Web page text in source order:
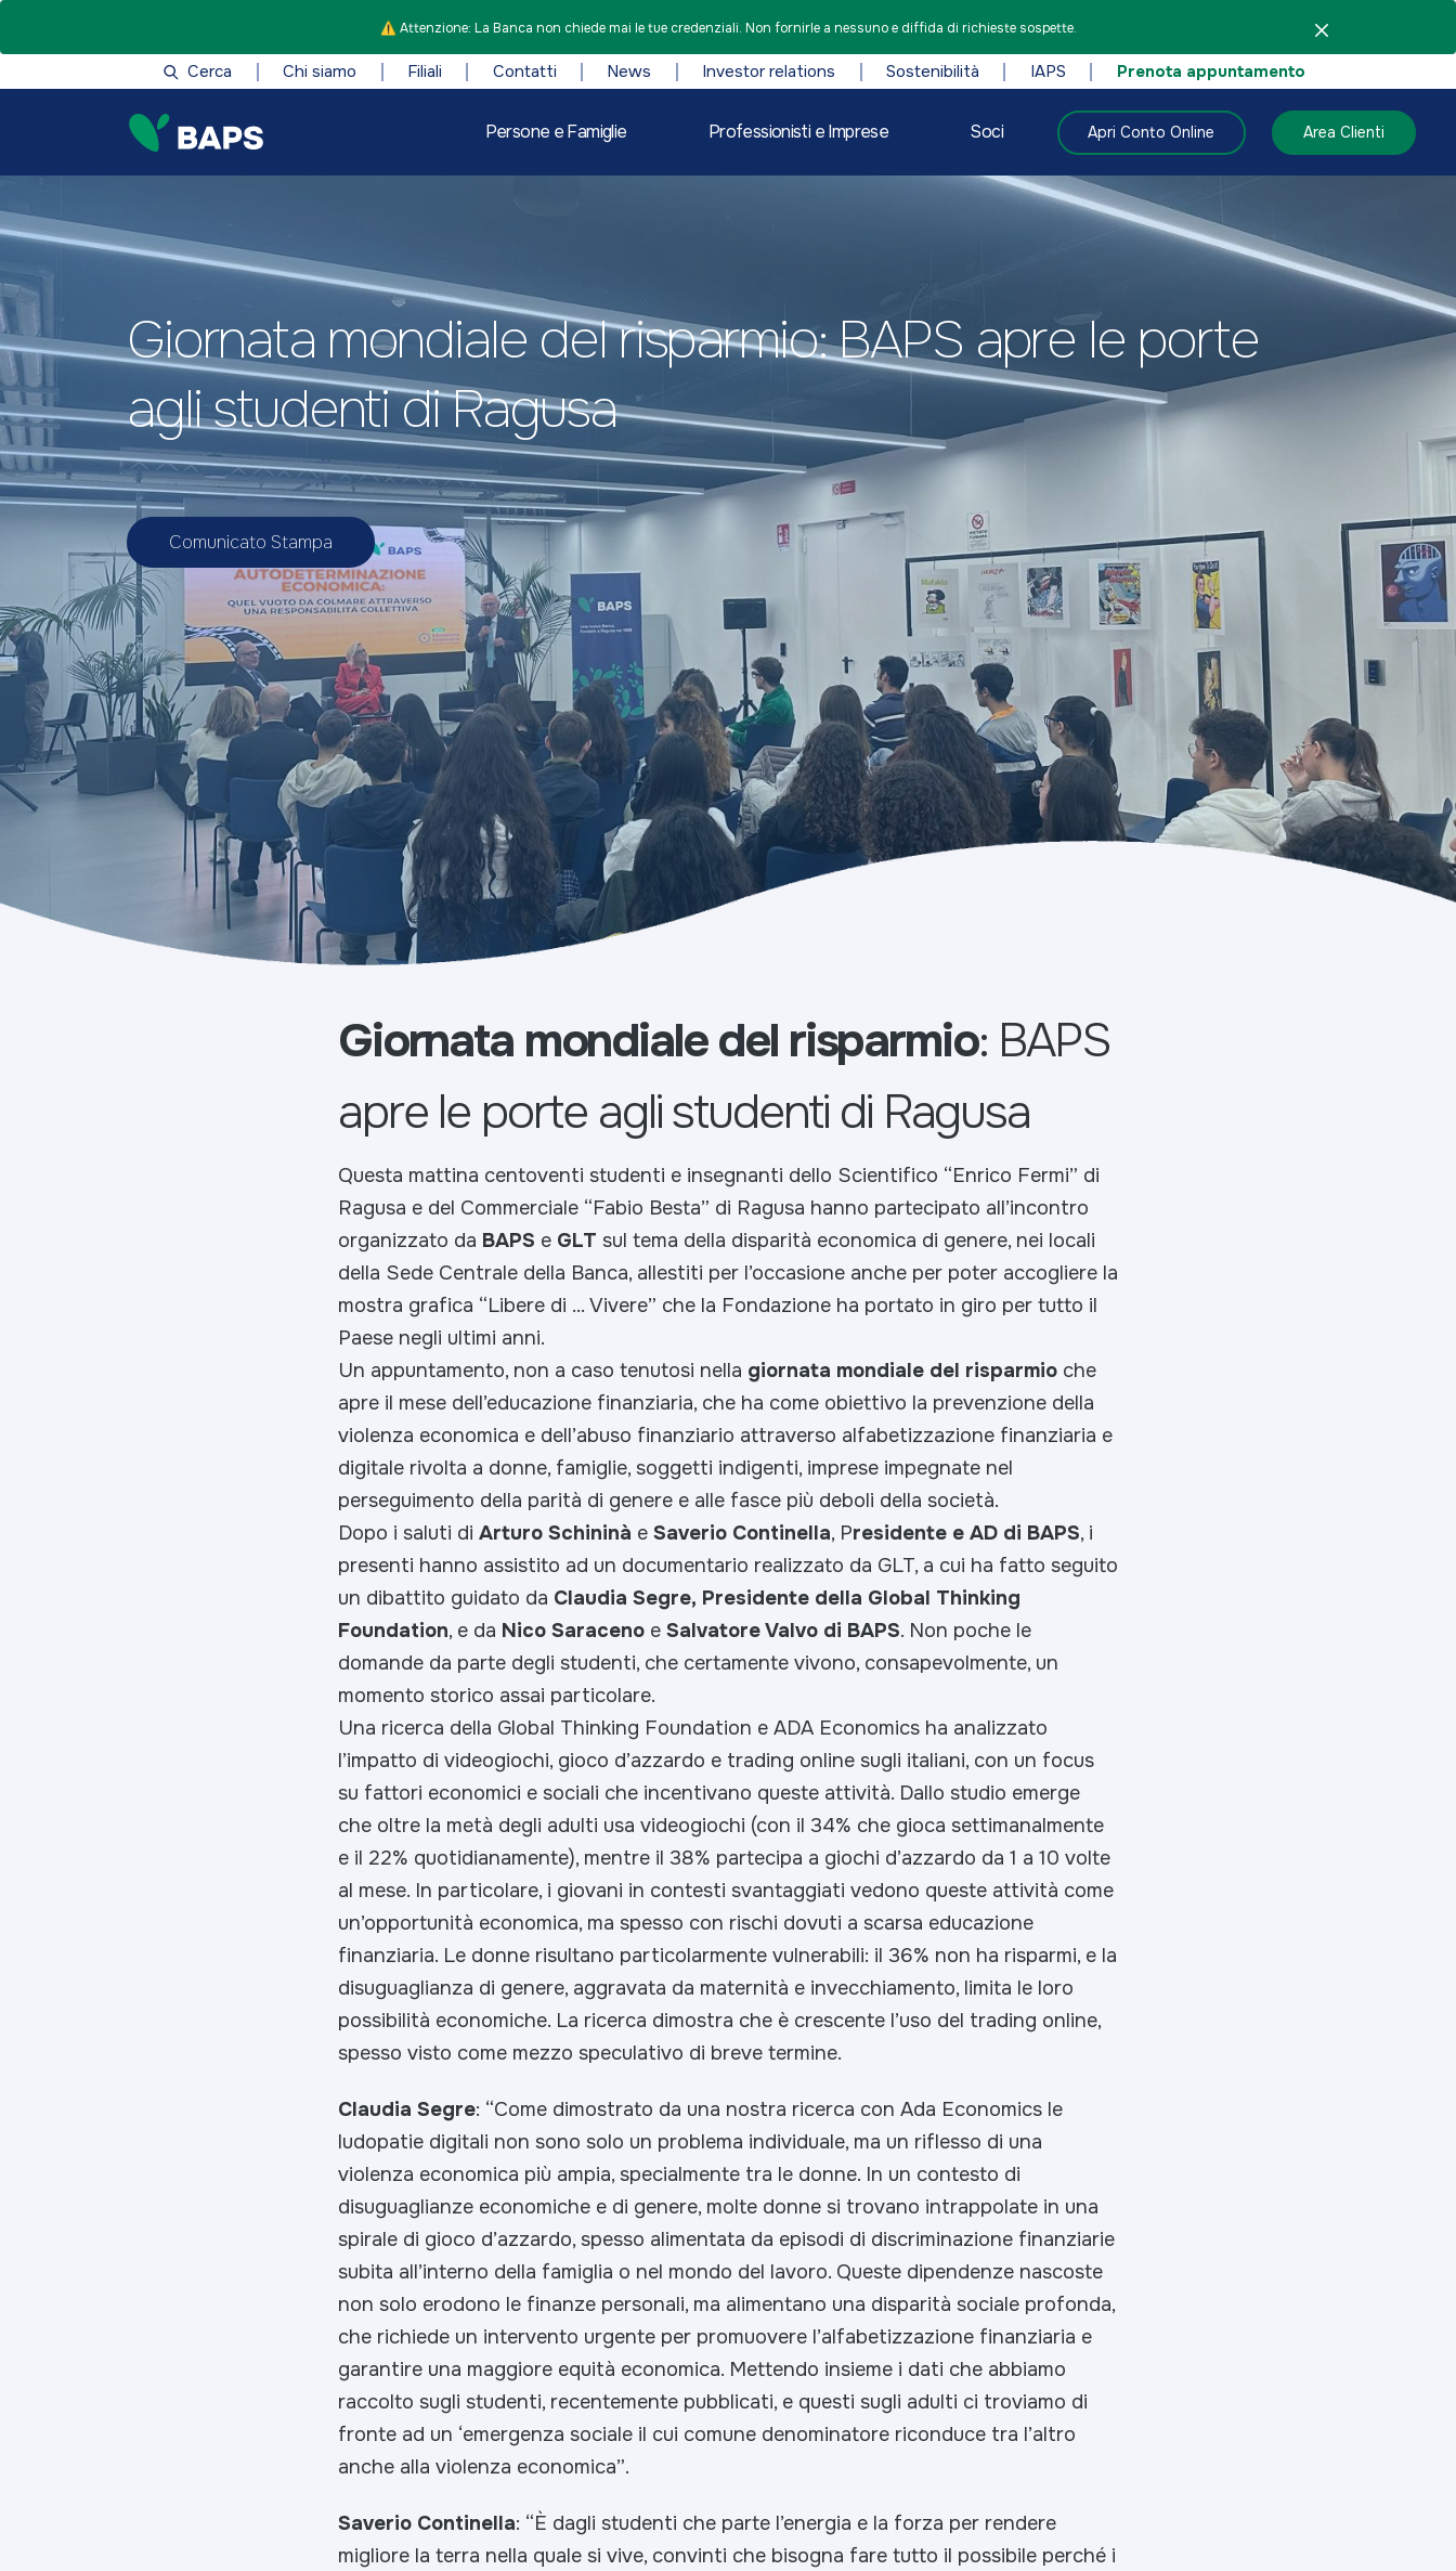
⚠️ Attenzione: La Banca non chiede mai le tue credenziali. Non fornirle a nessuno e diffida di richieste sospette.
Cerca Chi siamo Filiali Contatti News Investor relations Sostenibilità IAPS Prenota appuntamento
Persone e Famiglie Professionisti e Imprese Soci Apri Conto Online Area Clienti
Giornata mondiale del risparmio: BAPS apre le porte
agli studenti di Ragusa
Comunicato Stampa
Giornata mondiale del risparmio: BAPS
apre le porte agli studenti di Ragusa
Questa mattina centoventi studenti e insegnanti dello Scientifico “Enrico Fermi” di
Ragusa e del Commerciale “Fabio Besta” di Ragusa hanno partecipato all’incontro
organizzato da BAPS e GLT sul tema della disparità economica di genere, nei locali
della Sede Centrale della Banca, allestiti per l’occasione anche per poter accogliere la
mostra grafica “Libere di … Vivere” che la Fondazione ha portato in giro per tutto il
Paese negli ultimi anni.
Un appuntamento, non a caso tenutosi nella giornata mondiale del risparmio che
apre il mese dell’educazione finanziaria, che ha come obiettivo la prevenzione della
violenza economica e dell’abuso finanziario attraverso alfabetizzazione finanziaria e
digitale rivolta a donne, famiglie, soggetti indigenti, imprese impegnate nel
perseguimento della parità di genere e alle fasce più deboli della società.
Dopo i saluti di Arturo Schininà e Saverio Continella, Presidente e AD di BAPS, i
presenti hanno assistito ad un documentario realizzato da GLT, a cui ha fatto seguito
un dibattito guidato da Claudia Segre, Presidente della Global Thinking
Foundation, e da Nico Saraceno e Salvatore Valvo di BAPS. Non poche le
domande da parte degli studenti, che certamente vivono, consapevolmente, un
momento storico assai particolare.
Una ricerca della Global Thinking Foundation e ADA Economics ha analizzato
l’impatto di videogiochi, gioco d’azzardo e trading online sugli italiani, con un focus
su fattori economici e sociali che incentivano queste attività. Dallo studio emerge
che oltre la metà degli adulti usa videogiochi (con il 34% che gioca settimanalmente
e il 22% quotidianamente), mentre il 38% partecipa a giochi d’azzardo da 1 a 10 volte
al mese. In particolare, i giovani in contesti svantaggiati vedono queste attività come
un’opportunità economica, ma spesso con rischi dovuti a scarsa educazione
finanziaria. Le donne risultano particolarmente vulnerabili: il 36% non ha risparmi, e la
disuguaglianza di genere, aggravata da maternità e invecchiamento, limita le loro
possibilità economiche. La ricerca dimostra che è crescente l’uso del trading online,
spesso visto come mezzo speculativo di breve termine.
Claudia Segre: “Come dimostrato da una nostra ricerca con Ada Economics le
ludopatie digitali non sono solo un problema individuale, ma un riflesso di una
violenza economica più ampia, specialmente tra le donne. In un contesto di
disuguaglianze economiche e di genere, molte donne si trovano intrappolate in una
spirale di gioco d’azzardo, spesso alimentata da episodi di discriminazione finanziarie
subita all’interno della famiglia o nel mondo del lavoro. Queste dipendenze nascoste
non solo erodono le finanze personali, ma alimentano una disparità sociale profonda,
che richiede un intervento urgente per promuovere l’alfabetizzazione finanziaria e
garantire una maggiore equità economica. Mettendo insieme i dati che abbiamo
raccolto sugli studenti, recentemente pubblicati, e questi sugli adulti ci troviamo di
fronte ad un ‘emergenza sociale il cui comune denominatore riconduce tra l’altro
anche alla violenza economica”.
Saverio Continella: “È dagli studenti che parte l’energia e la forza per rendere
migliore la terra nella quale si vive, convinti che bisogna fare tutto il possibile perché i